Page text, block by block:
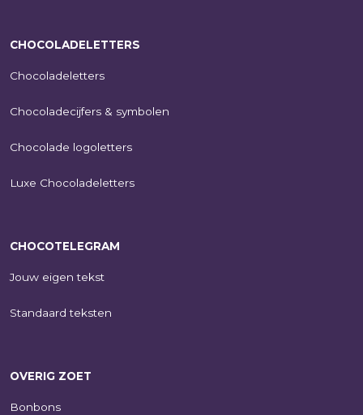
CHOCOLADELETTERS
Chocoladeletters
Chocoladecijfers & symbolen
Chocolade logoletters
Luxe Chocoladeletters
CHOCOTELEGRAM
Jouw eigen tekst
Standaard teksten
OVERIG ZOET
Bonbons